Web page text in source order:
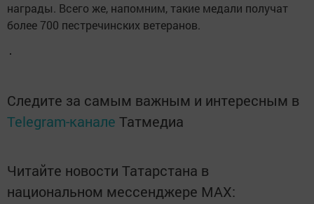
награды. Всего же, напомним, такие медали получат
более 700 пестречинских ветеранов.
Следите за самым важным и интересным в
Telegram-канале Татмедиа
Читайте новости Татарстана в
национальном мессенджере MАХ: